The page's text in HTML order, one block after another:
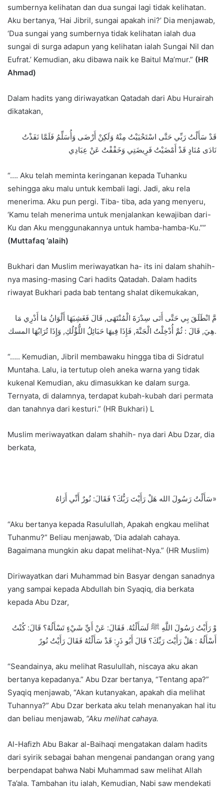
sumbernya kelihatan dan dua sungai lagi tidak kelihatan.
Aku bertanya, ‘Hai Jibril, sungai apakah ini?’ Dia menjawab,
‘Dua sungai yang sumbernya tidak kelihatan ialah dua
sungai di surga adapun yang kelihatan ialah Sungai Nil dan
Eufrat.’ Kemudian, aku dibawa naik ke Baitul Ma’mur.” (HR
Ahmad)
Dalam hadits yang diriwayatkan Qatadah dari Abu Hurairah
dikatakan,
قَدْ سَأَلْتُ رَبِّي حَتَّى اسْتَحْيَيْتُ مِنْهُ وَلَكِنْ أَرْضَى وَأُسَلِّمُ فَلَمَّا نَفَذْتُ
نَادَى مُنَادٍ قَدْ أَمْضَيْتُ فَرِيضَتِي وَخَفْفْتُ عَنْ عِبَادِي
“…. Aku telah meminta keringanan kepada Tuhanku
sehingga aku malu untuk kembali lagi. Jadi, aku rela
menerima. Aku pun pergi. Tiba- tiba, ada yang menyeru,
‘Kamu telah menerima untuk menjalankan kewajiban dari-
Ku dan Aku menggunakannya untuk hamba-hamba-Ku.””
(Muttafaq ‘alaih)
Bukhari dan Muslim meriwayatkan ha- its ini dalam shahih-
nya masing-masing Cari hadits Qatadah. Dalam hadits
riwayat Bukhari pada bab tentang shalat dikemukakan,
مَّ انْطَلَقَ بِي حَتَّى أَتَى سِدْرَةَ الْمُنْتَهَى, قَالَ فَغَشِيَهَا أَلْوَانُ مَا أَدْرِي مَا
هِيَ, قَالَ : ثُمَّ أُدْخِلْتُ الْجَنَّةَ, فَإِذَا فِيهَا حَبَائِلُ اللُّؤْلُكِ, وَإِذَا تُرَابُهَا المسك.
“….. Kemudian, Jibril membawaku hingga tiba di Sidratul
Muntaha. Lalu, ia tertutup oleh aneka warna yang tidak
kukenal Kemudian, aku dimasukkan ke dalam surga.
Ternyata, di dalamnya, terdapat kubah-kubah dari permata
dan tanahnya dari kesturi.” (HR Bukhari) L
Muslim meriwayatkan dalam shahih- nya dari Abu Dzar, dia
berkata,
سَأَلْتُ رَسُولَ الله هَلْ رَأَيْتَ رَبُّكَ؟ فَقَالَ: نُورٌ أَنِّي أَرَاهُ»
“Aku bertanya kepada Rasulullah, Apakah engkau melihat
Tuhanmu?” Beliau menjawab, ‘Dia adalah cahaya.
Bagaimana mungkin aku dapat melihat-Nya.” (HR Muslim)
Diriwayatkan dari Muhammad bin Basyar dengan sanadnya
yang sampai kepada Abdullah bin Syaqiq, dia berkata
kepada Abu Dzar,
وْ رَأَيْتُ رَسُولَ اللَّهِ ﷺ لَسَأَلْتُهُ. فَقَالَ: عَنْ أَيِّ شَيْءٍ تَسْأَلُهُ؟ قَالَ: كُنْتُ
أَسْأَلُهُ : هَلْ رَأَيْتَ رَبِّكَ؟ قَالَ أَبُو ذَرٍ: قَدْ سَأَلْتُهُ فَقَالَ رَأَيْتُ نُورً
“Seandainya, aku melihat Rasulullah, niscaya aku akan
bertanya kepadanya.” Abu Dzar bertanya, “Tentang apa?”
Syaqiq menjawab, “Akan kutanyakan, apakah dia melihat
Tuhannya?” Abu Dzar berkata aku telah menanyakan hal itu
dan beliau menjawab, “Aku melihat cahaya.
Al-Hafizh Abu Bakar al-Baihaqi mengatakan dalam hadits
dari syirik sebagai bahan mengenai pandangan orang yang
berpendapat bahwa Nabi Muhammad saw melihat Allah
Ta’ala. Tambahan itu ialah, Kemudian, Nabi saw mendekati